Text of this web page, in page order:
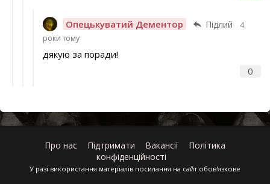
Опецькуватий Дементор Підлий
4
роки тому
0
дякую за поради!
Про нас Підтримати Вакансії
Політика
конфіденційності
У разі використання матеріалів посилання на сайт обов'язкове